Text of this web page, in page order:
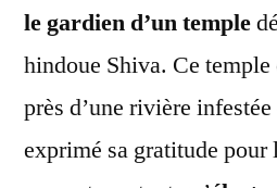
le gardien d’un temple
hindoue Shiva. Ce
près d’une rivière
exprimé sa gratitude pour